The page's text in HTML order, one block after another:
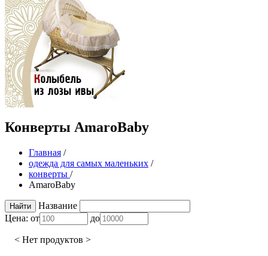
Конверты AmaroBaby
Главная /
одежда для самых маленьких /
конверты /
AmaroBaby
Название
Цена: от до
< Нет продуктов >